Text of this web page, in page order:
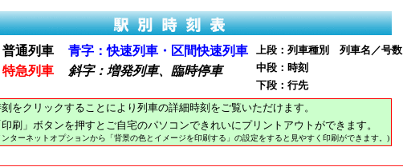
通列車
青字：快速列車・区間快速列車
急列車
斜字：増発列車、臨時停車
上段：列車種別 列車名／号数
中段：時刻
下段：行先
をクリックすることにより列車の詳細時刻をご覧いただけます。
印刷」ボタンを押すとご自宅のパソコンできれいにプリントアウトができます。
ンターネットオプションから「背景の色とイメージを印刷する」の設定をすると見やすく印刷ができます。)